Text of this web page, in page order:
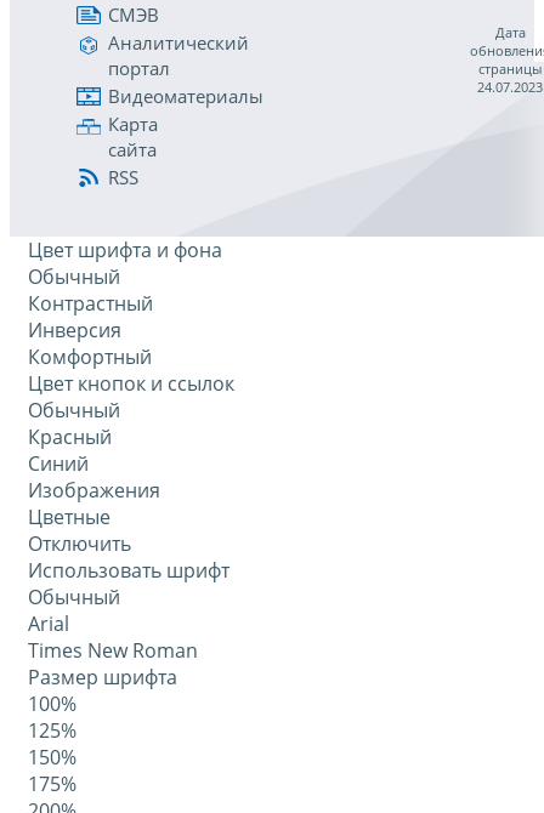
СМЭВ
Аналитический
портал
Видеоматериалы
Карта
сайта
RSS
Дата
страницы
24.07.2023
Цвет шрифта и фона
Обычный
Контрастный
Инверсия
Комфортный
Цвет кнопок и ссылок
Обычный
Красный
Синий
Изображения
Цветные
Отключить
Использовать шрифт
Обычный
Arial
Times New Roman
Размер шрифта
100%
125%
150%
175%